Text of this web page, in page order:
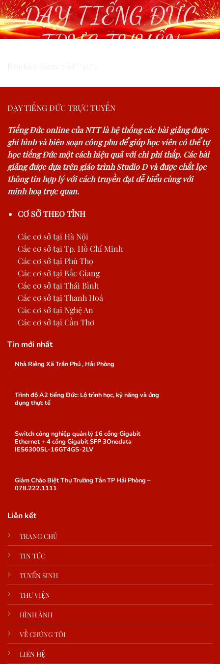
DẠY TIẾNG ĐỨC
TRỰC TUYẾN
DẠY TIẾNG ĐỨC TRỰC TUYẾN
Tiếng Đức online của NTT là hệ thống các bài giảng được
ghi hình và biên soạn công phu để giúp học viên có thể tự
học tiếng Đức một cách hiệu quả với chi phí thấp. Các bài
giảng được dựa trên giáo trình Studio D và được chắt lọc
thông tin hợp lý với cách truyền đạt dễ hiểu cùng với
minh hoạ trực quan.
CƠ SỞ THEO TỈNH
Các cơ sở tại Hà Nội
Các cơ sở tại Tp. Hồ Chí Minh
Các cơ sở tại Phú Thọ
Các cơ sở tại Bắc Giang
Các cơ sở tại Thái Bình
Các cơ sở tại Thanh Hoá
Các cơ sở tại Nghệ An
Các cơ sở tại Cần Thơ
Tin mới nhất
Nhà Riêng Xã Trần Phú , Hải Phòng
Trình độ A2 tiếng Đức: Lộ trình học, kỹ năng và ứng
dụng thực tế
Switch công nghiệp quản lý 16 cổng Gigabit
Ethernet + 4 cổng Gigabit SFP 3Onedata
IES6300SL-16GT4GS-2LV
Giảm Chào Biệt Thự Trường Tân TP Hải Phòng –
078.222.1111
Liên kết
TRANG CHỦ
TIN TỨC
TUYỂN SINH
THƯ VIỆN
HÌNH ẢNH
VỀ CHÚNG TÔI
LIÊN HỆ